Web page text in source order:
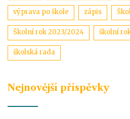
výprava po škole zápis
Školní rok 2023/2024 školní
školská rada
Nejnovější příspěvky